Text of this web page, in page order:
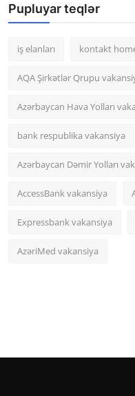
Pupluyar teqlər
iş elanları kontakt
AQA Şirkətlər Qrupu
Azərbaycan Hava Yolları
bank respublika vakansiya
Azərbaycan Dəmir Yolları
AccessBank vakansiya
Expressbank vakansiya
AzəriMed vakansiya